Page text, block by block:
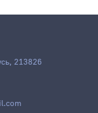
213826